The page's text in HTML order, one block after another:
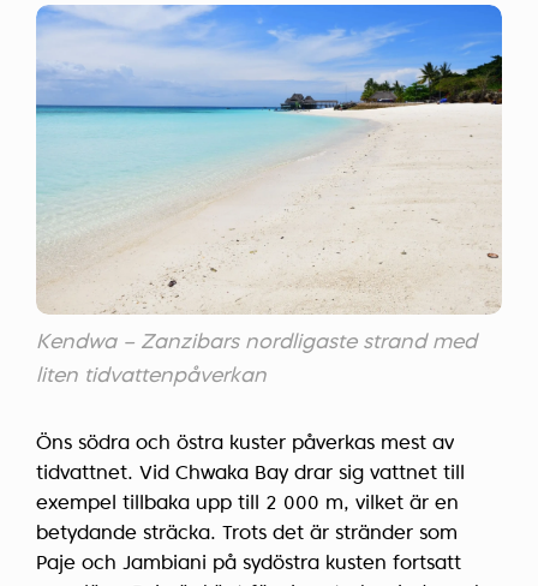
Kendwa – Zanzibars nordligaste strand med
liten tidvattenpåverkan
Öns södra och östra kuster påverkas mest av
tidvattnet. Vid Chwaka Bay drar sig vattnet till
exempel tillbaka upp till 2 000 m, vilket är en
betydande sträcka. Trots det är stränder som
Paje och Jambiani på sydöstra kusten fortsatt